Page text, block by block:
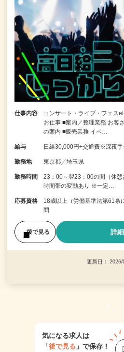
仕事内容
コンサート・ライブ・フェス
お仕事 ■案内／整理業務 お客
の案内 ■販売業務 イベ…
給与 日給30,000円+交通費※深夜手
勤務地 東京都／埼玉県
勤務時間
23：00～翌23：00の間（休
時間帯の変動あり ※一定…
応募資格
18歳以上（労働基準法第61条
問
後で見る 詳
更新日：
1
気になる求人は
「後で見る 」で保存！